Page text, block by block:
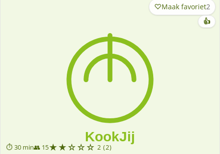
⏱ 30 min👥 15★★☆☆☆ 2 (2)
Maak favoriet2
👍